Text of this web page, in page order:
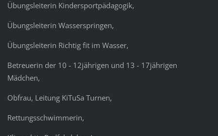
Übungsleiterin Kindersportpädagogik,
Übungsleiterin Wasserspringen,
Übungsleiterin Richtig fit im Wasser,
Betreuerin der 10 - 12jährigen und 13 - 17jährigen
Mädchen,
Obfrau, Leitung KiTuSa Turnen,
Rettungsschwimmerin,